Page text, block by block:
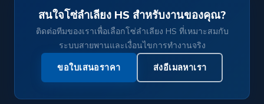
สนใจโซ่ลำเลียง HS สำหรับงานของคุณ?
ติดต่อทีมของเราเพื่อเลือกโซ่ลำเลียง HS ที่เหมาะสมกับ
ระบบสายพานและเงื่อนไขการทำงานจริง
ขอใบเสนอราคา ส่งอีเมลหาเรา